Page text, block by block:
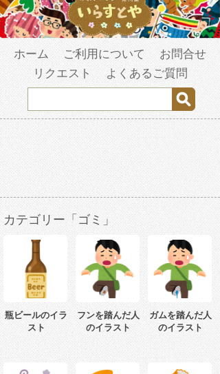
ホーム ご利用について
お問合せ
リクエスト
よくあるご質問
カテゴリー「ゴミ」
瓶ビールのイラ
スト
フンを踏んだ人
のイラスト
ガムを踏んだ人
のイラスト